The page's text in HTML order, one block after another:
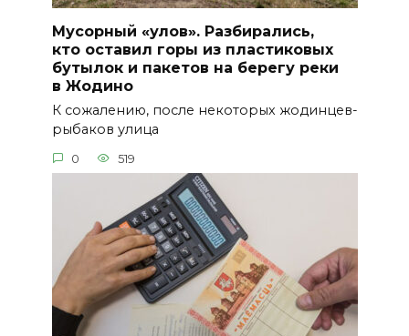
Мусорный «улов». Разбирались,
кто оставил горы из пластиковых
бутылок и пакетов на берегу реки
в Жодино
К сожалению, после некоторых жодинцев-
рыбаков улица
0 519